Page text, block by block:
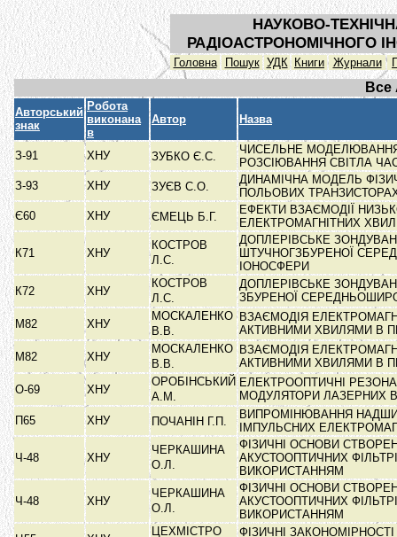
НАУКОВО-
РАДІОАСТРОНОМІЧНОГО
Головна Пошук УДК Книги Журнали
Все
Авторський
знак
Робота
виконана
в
Автор Назва
З-91 ХНУ ЗУБКО Є.С.
ЧИСЕЛЬНЕ
РОЗСІЮВАННЯ СВІТЛА
З-93
ХНУ ЗУЄВ С.О.
ДИНАМІЧНА МОДЕЛЬ
ПОЛЬОВИХ
Є60
ХНУ ЄМЕЦЬ Б.Г.
ЕФЕКТИ ВЗАЄМОДІЇ
ЕЛЕКТРОМАГНІТНИХ
К71 ХНУ
КОСТРОВ
Л.С.
ДОПЛЕРІВСЬКЕ
ШТУЧНОГЗБУРЕНОЇ
ІОНОСФЕРИ
К72
ХНУ
КОСТРОВ
Л.С.
ДОПЛЕРІВСЬКЕ
ЗБУРЕНОЇ
М82
ХНУ
МОСКАЛЕНКО
В.В.
ВЗАЄМОДІЯ
АКТИВНИМИ ХВИЛЯМИ В
М82
ХНУ
МОСКАЛЕНКО
В.В.
ВЗАЄМОДІЯ
АКТИВНИМИ ХВИЛЯМИ В
О-69
ХНУ
ОРОБІНСЬКИЙ
А.М.
ЕЛЕКТРООПТИЧНІ
МОДУЛЯТОРИ ЛАЗЕРНИХ
П65
ХНУ ПОЧАНІН Г.П.
ВИПРОМІНЮВАННЯ
ІМПУЛЬСНИХ
Ч-48 ХНУ
ЧЕРКАШИНА
О.Л.
ФІЗИЧНІ ОСНОВИ
АКУСТООПТИЧНИХ
ВИКОРИСТАННЯМ
Ч-48 ХНУ
ЧЕРКАШИНА
О.Л.
ФІЗИЧНІ ОСНОВИ
АКУСТООПТИЧНИХ
ВИКОРИСТАННЯМ
ЦЕХМІСТРО
ФІЗИЧНІ